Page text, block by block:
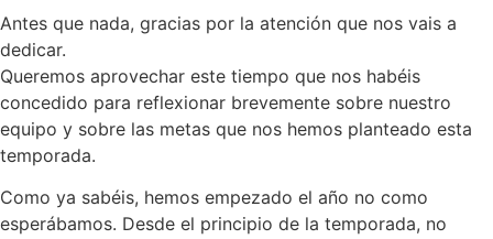
Antes que nada, gracias por la atención que nos vais a
dedicar.
Queremos aprovechar este tiempo que nos habéis
concedido para reflexionar brevemente sobre nuestro
equipo y sobre las metas que nos hemos planteado esta
temporada.
Como ya sabéis, hemos empezado el año no como
esperábamos. Desde el principio de la temporada, no